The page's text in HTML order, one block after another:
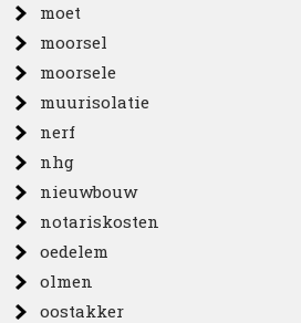
moet
moorsel
moorsele
muurisolatie
nerf
nhg
nieuwbouw
notariskosten
oedelem
olmen
oostakker